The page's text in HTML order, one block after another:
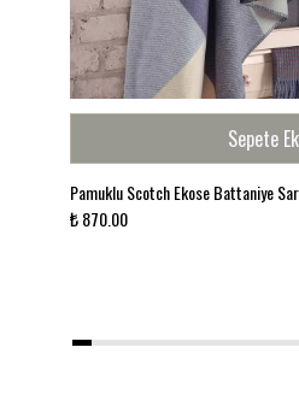
Sepete
Pamuklu Scotch Ekose Battaniye
₺ 870.00
1 2 3 4 5 6 7 8 9 1011